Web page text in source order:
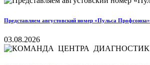
Представляем августовский номер «Пульса Профсоюза»
03.08.2026